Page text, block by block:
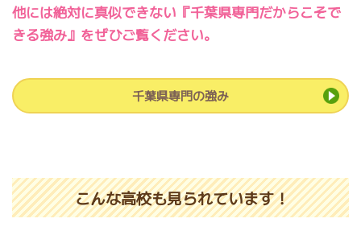
他には絶対に真似できない『千葉県専門だからこそで
きる強み』をぜひご覧ください。
千葉県専門の強み
こんな高校も見られています！